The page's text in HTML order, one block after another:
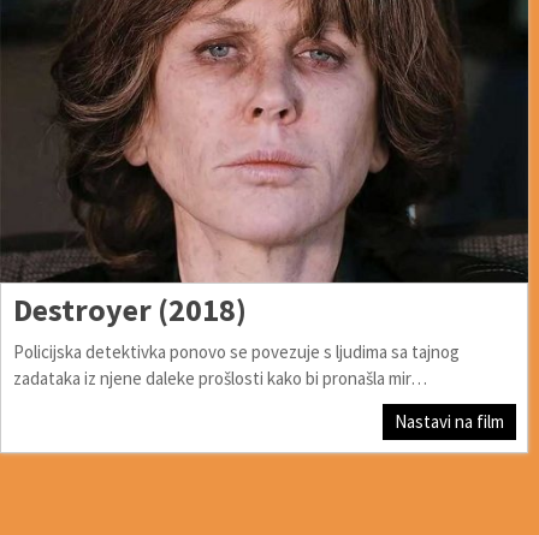
Destroyer (2018)
Policijska detektivka ponovo se povezuje s ljudima sa tajnog
zadataka iz njene daleke prošlosti kako bi pronašla mir…
Nastavi na film